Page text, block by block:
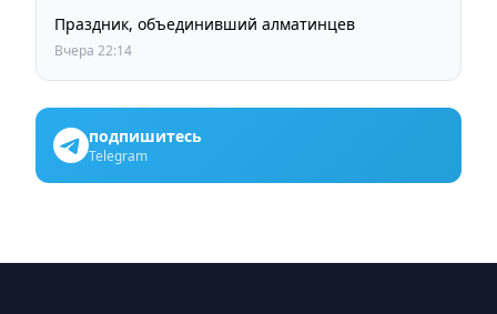
Праздник, объединивший алматинцев
Вчера 22:14
подпишитесь
Telegram